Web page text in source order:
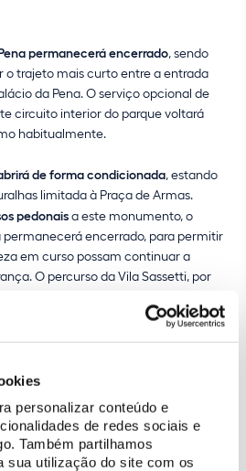
personalizar conteúdo e
de redes sociais e
Também partilhamos
sua utilização do site com os
permanecerá encerrado, sendo
o trajeto mais curto entre a entrada
da Pena. O serviço opcional de
circuito interior do parque voltará
habitualmente.
de forma condicionada, estando
limitada à Praça de Armas.
pedonaisa este monumento, o
encerrado, para permitir
em curso possam continuar a
O percurso da Vila Sassetti, por
Sintra e o Castelo dos Mouros e o
existirão igualmente
o Convento dos Capuchos, o Chalet
da Peninha, até que as